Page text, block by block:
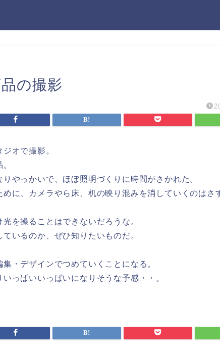
の撮影
オで撮影。
やっかいで、ほぼ照明づくりに時間がさかれた。
めに、カメラやら床、机の映り混みを消していくのはさ
を操ることはできないだろうな。
いるのか、ぜひ知りたいものだ。
・デザインでつめていくことになる。
っぱいいっぱいになりそうな予感・・。